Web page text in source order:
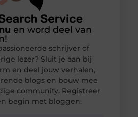
en word deel van
schrijver of
lezer? Sluit je aan bij
en deel jouw verhalen,
blogs en bouw mee
community. Registreer
begin met bloggen.